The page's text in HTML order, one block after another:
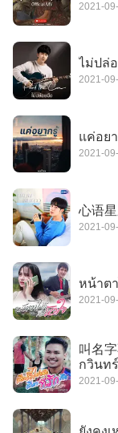
2021-
ไม่ปล่
2021-
แค่อย
2021-
心语
2021-
หน้าต
2021-
叫名
กวินทร์
2021-